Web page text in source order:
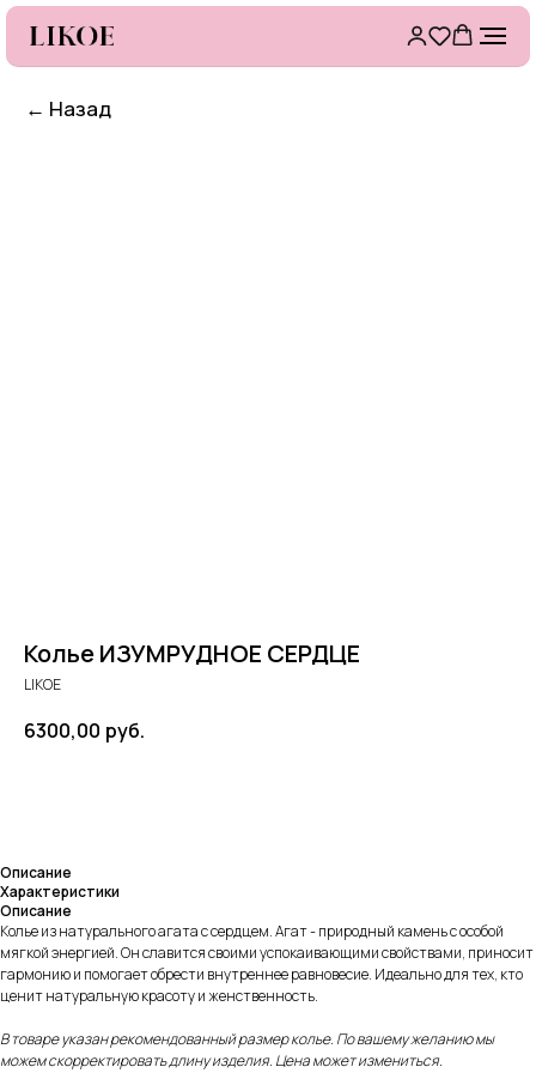
Колье ИЗУМРУДНОЕ СЕРДЦЕ
LIKOE
6300,00 руб.
Описание
Характеристики
Описание
Колье из натурального агата с сердцем. Агат - природный камень с особой
мягкой энергией. Он славится своими успокаивающими свойствами, приносит
гармонию и помогает обрести внутреннее равновесие. Идеально для тех, кто
ценит натуральную красоту и женственность.
В товаре указан рекомендованный размер колье. По вашему желанию мы
можем скорректировать длину изделия. Цена может измениться.